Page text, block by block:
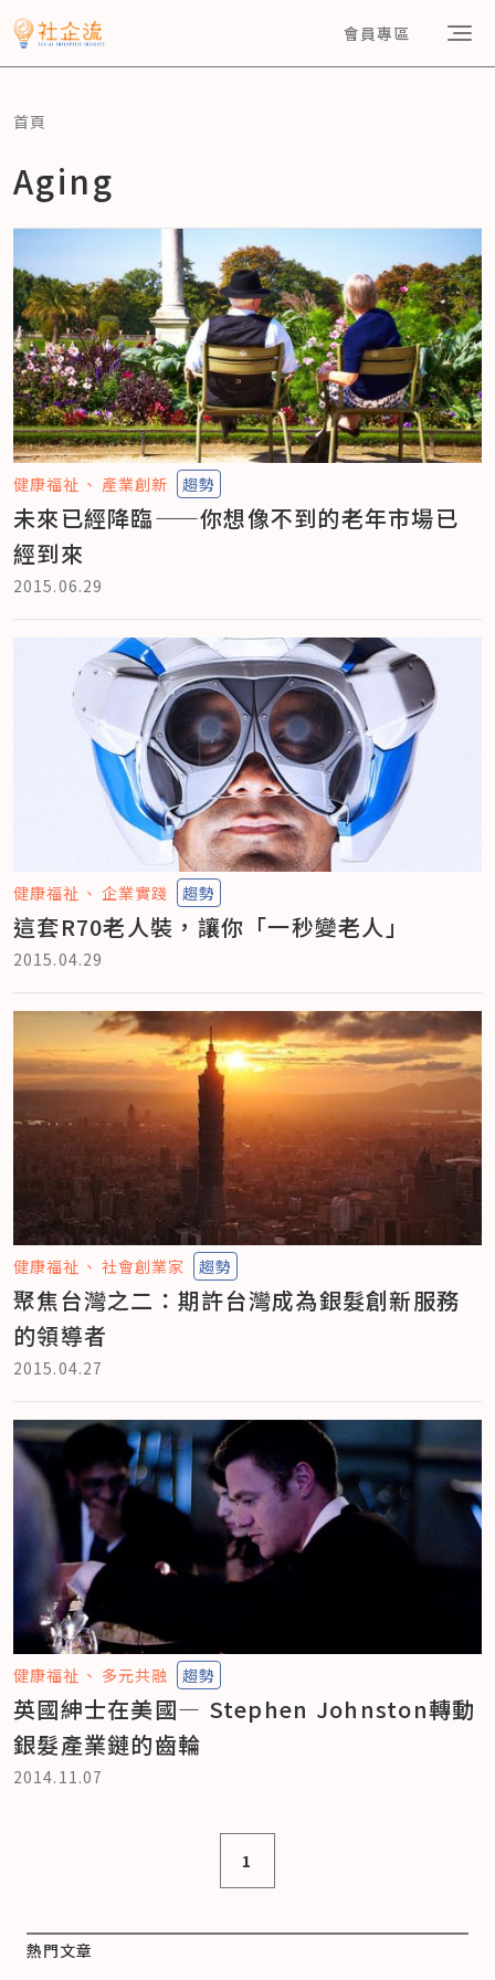
會員專區
首頁
Aging
健康福祉 產業創新 趨勢
未來已經降臨——你想像不到的老年市場已
經到來
2015.06.29
健康福祉 企業實踐 趨勢
這套R70老人裝，讓你「一秒變老人」
2015.04.29
健康福祉 社會創業家 趨勢
聚焦台灣之二：期許台灣成為銀髮創新服務
的領導者
2015.04.27
健康福祉 多元共融 趨勢
英國紳士在美國— Stephen Johnston轉動
銀髮產業鏈的齒輪
2014.11.07
1
熱門文章